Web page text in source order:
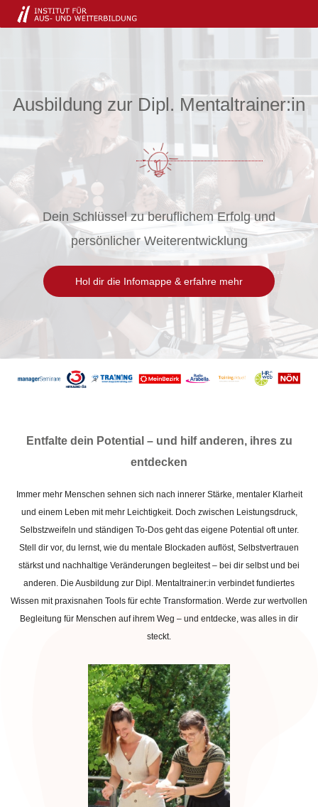
Ausbildung zur Dipl. Mentaltrainer:in
Dein Schlüssel zu beruflichem Erfolg und
persönlicher Weiterentwicklung
Hol dir die Infomappe & erfahre mehr
Entfalte dein Potential – und hilf anderen, ihres zu
entdecken
Immer mehr Menschen sehnen sich nach innerer Stärke, mentaler Klarheit
und einem Leben mit mehr Leichtigkeit. Doch zwischen Leistungsdruck,
Selbstzweifeln und ständigen To-Dos geht das eigene Potential oft unter.
Stell dir vor, du lernst, wie du mentale Blockaden auflöst, Selbstvertrauen
stärkst und nachhaltige Veränderungen begleitest – bei dir selbst und bei
anderen. Die Ausbildung zur Dipl. Mentaltrainer:in verbindet fundiertes
Wissen mit praxisnahen Tools für echte Transformation. Werde zur wertvollen
Begleitung für Menschen auf ihrem Weg – und entdecke, was alles in dir
steckt.